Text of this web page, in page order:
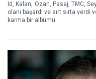
Id, Kalan, Ozan, Pasaj, TMC,
olanı başardı ve sırt sırta verdi
karma bir albümü.